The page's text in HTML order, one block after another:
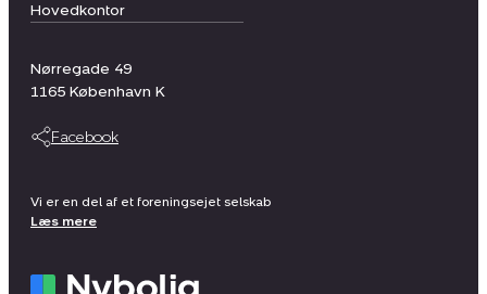
Hovedkontor
Nørregade 49
1165 København K
Facebook
Vi er en del af et foreningsejet selskab
Læs mere